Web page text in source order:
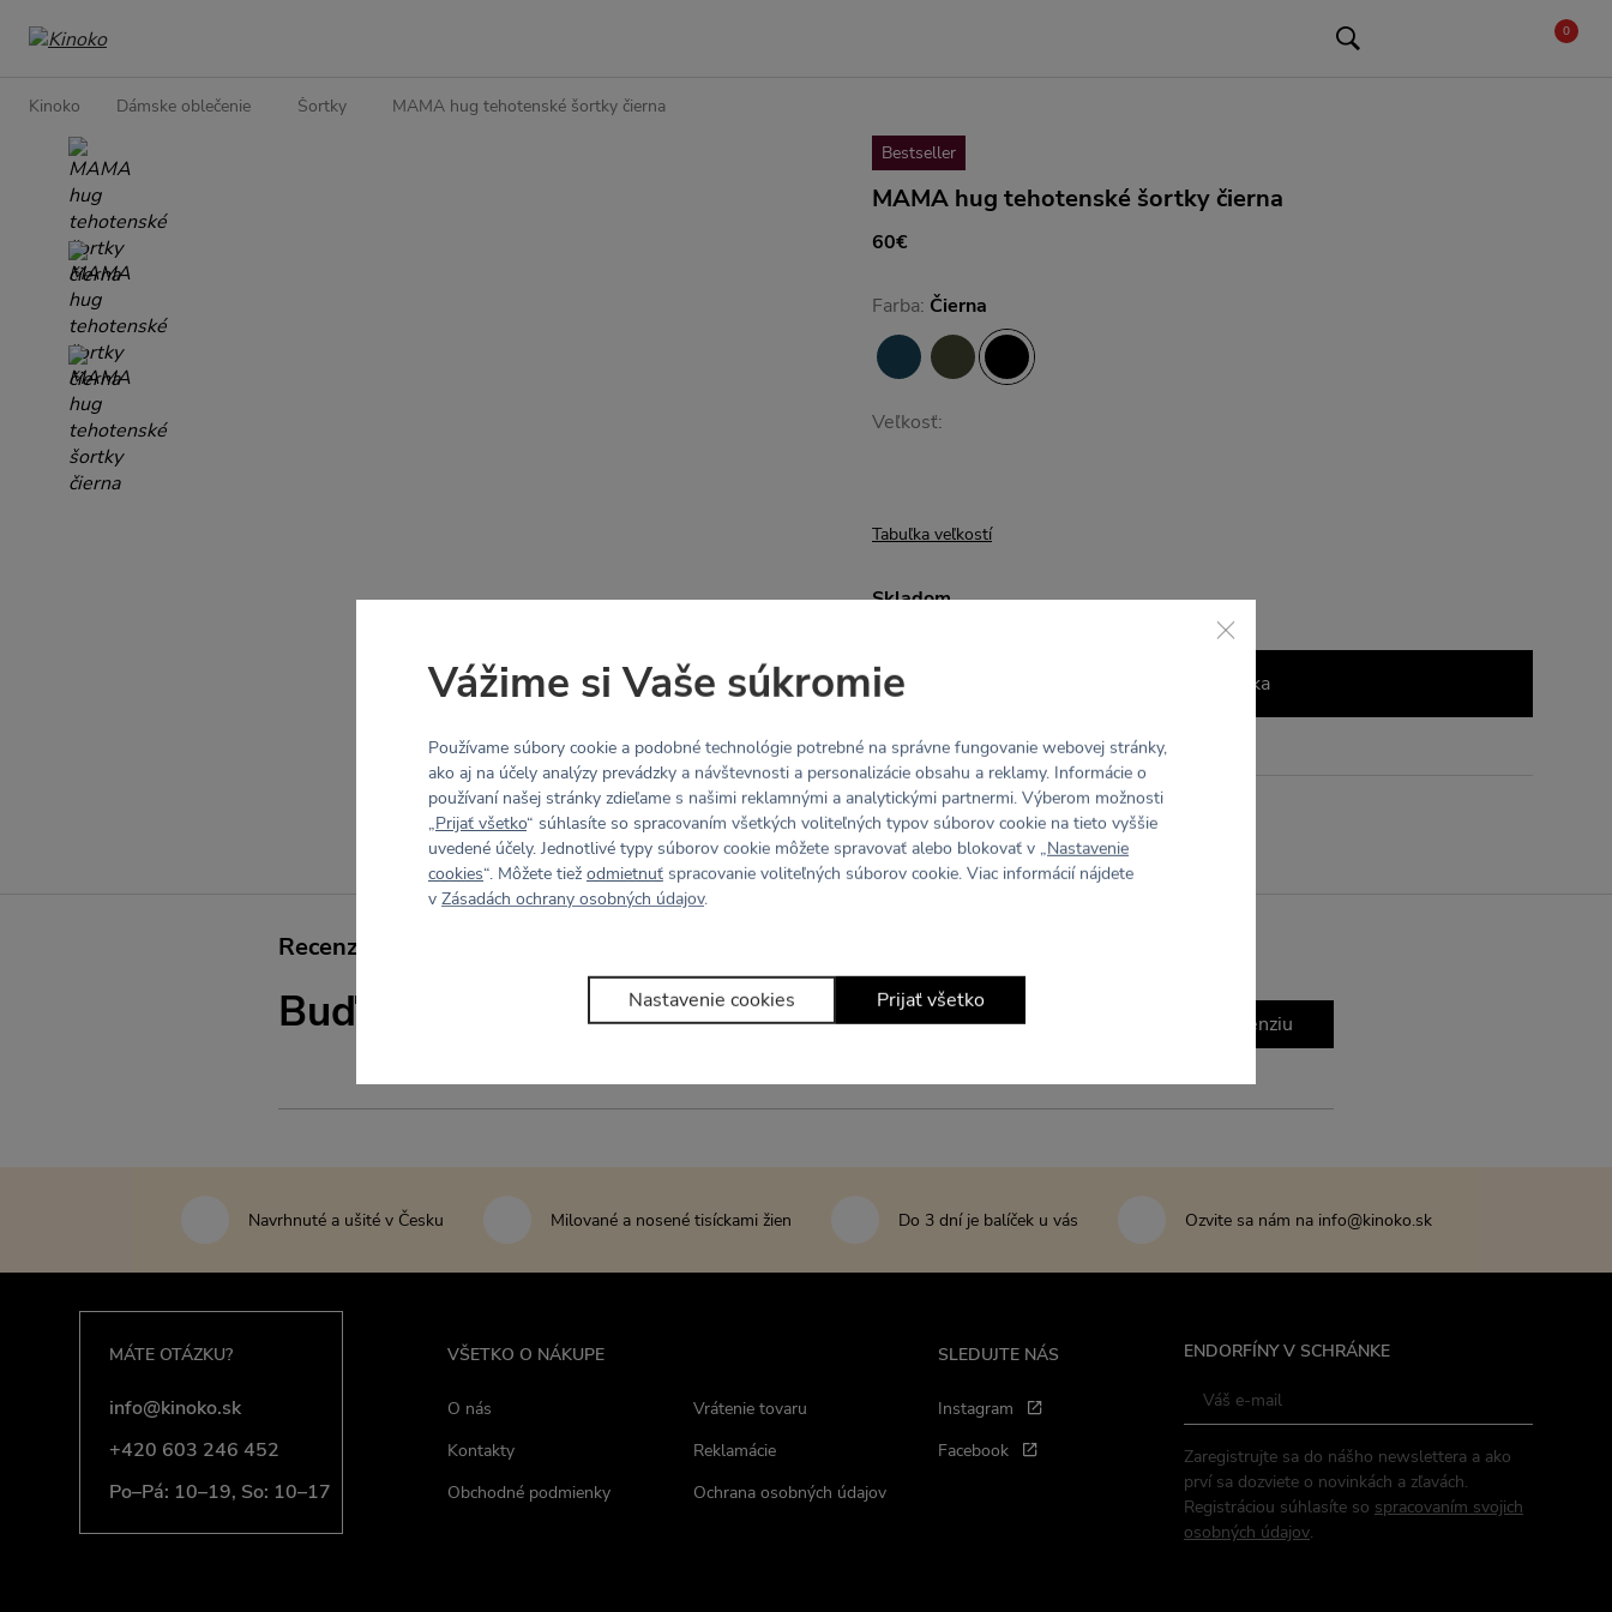
0
Kinoko Dámske oblečenie Šortky MAMA hug tehotenské šortky čierna
Bestseller
MAMA hug tehotenské šortky čierna
60€
Farba: Čierna
Veľkosť:
Tabuľka veľkostí
Skladom
Vložiť do košíka
Recenzie
Buď prvý Tento kúsok zatiaľ nikto nehodnotil Napísať recenziu
Navrhnuté a ušité v Česku Milované a nosené tisíckami žien Do 3 dní je balíček u vás Ozvite sa nám na info@kinoko.sk
MÁTE OTÁZKU?
info@kinoko.sk
+420 603 246 452
Po–Pá: 10–19, So: 10–17
VŠETKO O NÁKUPE
O nás
Kontakty
Obchodné podmienky
Vrátenie tovaru
Reklamácie
Ochrana osobných údajov
SLEDUJTE NÁS
Instagram
Facebook
ENDORFÍNY V SCHRÁNKE
Zaregistrujte sa do nášho newslettera a ako
prví sa dozviete o novinkách a zľavách.
Registráciou súhlasíte so spracovaním svojich
osobných údajov.
Vážime si Vaše súkromie
Používame súbory cookie a podobné technológie potrebné na správne fungovanie webovej stránky,
ako aj na účely analýzy prevádzky a návštevnosti a personalizácie obsahu a reklamy. Informácie o
používaní našej stránky zdieľame s našimi reklamnými a analytickými partnermi. Výberom možnosti
„Prijať všetko“ súhlasíte so spracovaním všetkých voliteľných typov súborov cookie na tieto vyššie
uvedené účely. Jednotlivé typy súborov cookie môžete spravovať alebo blokovať v „Nastavenie
cookies“. Môžete tiež odmietnuť spracovanie voliteľných súborov cookie. Viac informácií nájdete
v Zásadách ochrany osobných údajov.
Nastavenie cookies Prijať všetko